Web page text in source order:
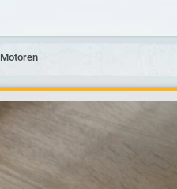
Motoren